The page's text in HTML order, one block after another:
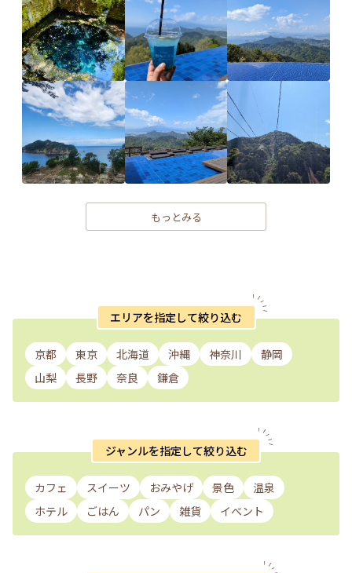
もっとみる
エリアを指定して絞り込む
京都 東京 北海道 沖縄 神奈川
静岡
山梨
長野 奈良 鎌倉
ジャンルを指定して絞り込む
カフェ スイーツ おみやげ 景色
温泉
ホテル
ごはん パン 雑貨 イベント